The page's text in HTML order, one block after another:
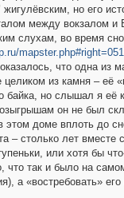
но его
между вокзалом и
слухам, во время
что одна из
из камня – её
байка, но слышал я её
он не был
этом доме вплоть до
– столько лет
или хотя бы
что так и было на
а «востребовать» его